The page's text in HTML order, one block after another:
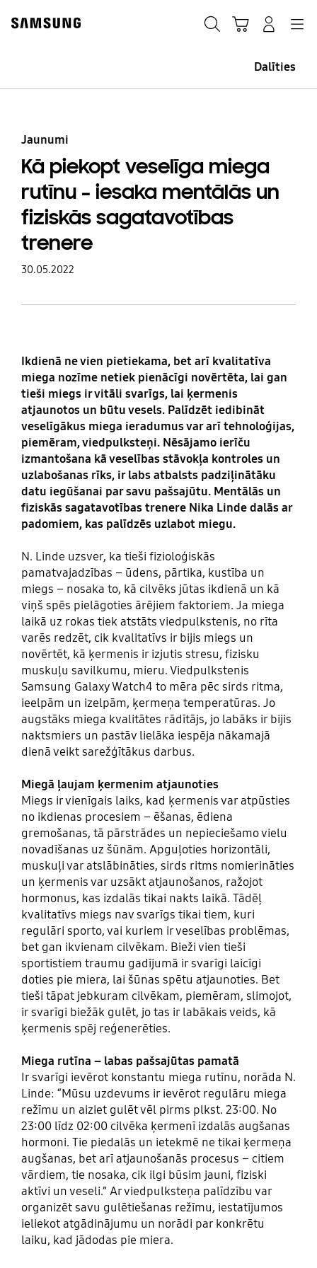
content
accessibility
Dalīties
Jaunumi
Kā piekopt veselīga miega
rutīnu – iesaka mentālās un
fiziskās sagatavotības
trenere
30.05.2022
Ikdienā ne vien pietiekama, bet arī kvalitatīva
miega nozīme netiek pienācīgi novērtēta, lai gan
tieši miegs ir vitāli svarīgs, lai ķermenis
atjaunotos un būtu vesels. Palīdzēt iedibināt
veselīgākus miega ieradumus var arī tehnoloģijas,
piemēram, viedpulksteņi. Nēsājamo ierīču
izmantošana kā veselības stāvokļa kontroles un
uzlabošanas rīks, ir labs atbalsts padziļinātāku
datu iegūšanai par savu pašsajūtu. Mentālās un
fiziskās sagatavotības trenere Nika Linde dalās ar
padomiem, kas palīdzēs uzlabot miegu.
N. Linde uzsver, ka tieši fizioloģiskās
pamatvajadzības – ūdens, pārtika, kustība un
miegs – nosaka to, kā cilvēks jūtas ikdienā un kā
viņš spēs pielāgoties ārējiem faktoriem. Ja miega
laikā uz rokas tiek atstāts viedpulkstenis, no rīta
varēs redzēt, cik kvalitatīvs ir bijis miegs un
novērtēt, kā ķermenis ir izjutis stresu, fizisku
muskuļu savilkumu, mieru. Viedpulkstenis
Samsung Galaxy Watch4 to mēra pēc sirds ritma,
ieelpām un izelpām, ķermeņa temperatūras. Jo
augstāks miega kvalitātes rādītājs, jo labāks ir bijis
naktsmiers un pastāv lielāka iespēja nākamajā
dienā veikt sarežģītākus darbus.
Miegā ļaujam ķermenim atjaunoties
Miegs ir vienīgais laiks, kad ķermenis var atpūsties
no ikdienas procesiem – ēšanas, ēdiena
gremošanas, tā pārstrādes un nepieciešamo vielu
novadīšanas uz šūnām. Apguļoties horizontāli,
muskuļi var atslābināties, sirds ritms nomierināties
un ķermenis var uzsākt atjaunošanos, ražojot
hormonus, kas izdalās tikai nakts laikā. Tādēļ
kvalitatīvs miegs nav svarīgs tikai tiem, kuri
regulāri sporto, vai kuriem ir veselības problēmas,
bet gan ikvienam cilvēkam. Bieži vien tieši
sportistiem traumu gadījumā ir svarīgi laicīgi
doties pie miera, lai šūnas spētu atjaunoties. Bet
tieši tāpat jebkuram cilvēkam, piemēram, slimojot,
ir svarīgi biežāk gulēt, jo tas ir labākais veids, kā
ķermenis spēj reģenerēties.
Miega rutīna – labas pašsajūtas pamatā
Ir svarīgi ievērot konstantu miega rutīnu, norāda N.
Linde: “Mūsu uzdevums ir ievērot regulāru miega
režīmu un aiziet gulēt vēl pirms plkst. 23:00. No
23:00 līdz 02:00 cilvēka ķermenī izdalās augšanas
hormoni. Tie piedalās un ietekmē ne tikai ķermeņa
augšanas, bet arī atjaunošanās procesus – citiem
vārdiem, tie nosaka, cik ilgi būsim jauni, fiziski
aktīvi un veseli.” Ar viedpulksteņa palīdzību var
organizēt savu gulētiešanas režīmu, iestatījumos
ieliekot atgādinājumu un norādi par konkrētu
laiku, kad jādodas pie miera.